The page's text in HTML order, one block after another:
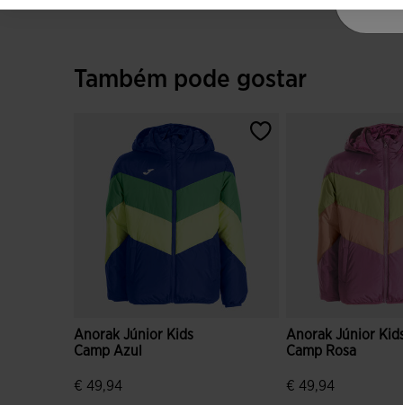
Também pode gostar
Anorak Júnior Kids
Camp Azul
€ 49,94
Anorak Júnior
Camp Rosa
€ 49,94